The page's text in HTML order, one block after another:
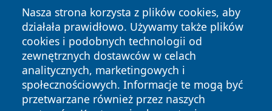
Nasza strona korzysta z plików cookies, aby
działała prawidłowo. Używamy także plików
cookies i podobnych technologii od
zewnętrznych dostawców w celach
analitycznych, marketingowych i
społecznościowych. Informacje te mogą być
przetwarzane również przez naszych
Copyright © 2026 swidnicanews.pl Wszystkie prawa
zastrzeżone.